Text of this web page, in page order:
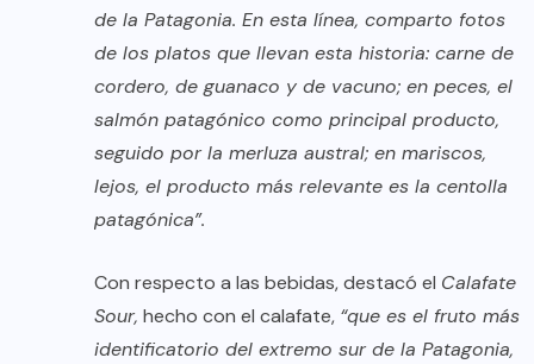
de la Patagonia. En esta línea, comparto fotos
de los platos que llevan esta historia: carne de
cordero, de guanaco y de vacuno; en peces, el
salmón patagónico como principal producto,
seguido por la merluza austral; en mariscos,
lejos, el producto más relevante es la centolla
patagónica”.
Con respecto a las bebidas, destacó el Calafate
Sour, hecho con el calafate, “que es el fruto más
identificatorio del extremo sur de la Patagonia,